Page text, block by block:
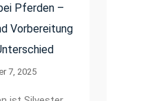
Pferden –
Vorbereitung
7, 2025